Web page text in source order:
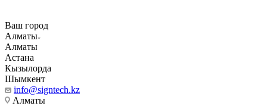
Ваш город
Алматы
Алматы
Астана
Кызылорда
Шымкент
info@signtech.kz
Алматы